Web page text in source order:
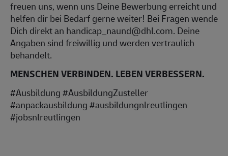
freuen uns, wenn uns Deine Bewerbung erreicht und
helfen dir bei Bedarf gerne weiter! Bei Fragen wende
Dich direkt an handicap_naund@dhl.com. Deine
Angaben sind freiwillig und werden vertraulich
behandelt.
MENSCHEN VERBINDEN. LEBEN VERBESSERN.
#Ausbildung #AusbildungZusteller
#anpackausbildung #ausbildungnlreutlingen
#jobsnlreutlingen